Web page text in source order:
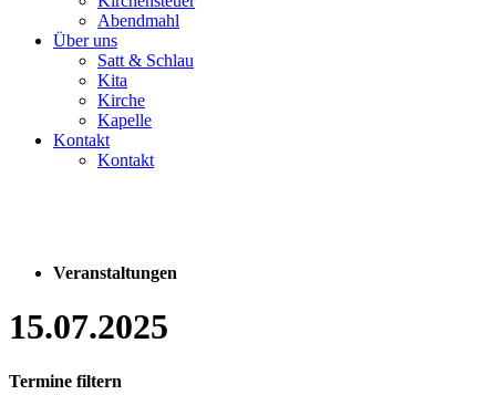
Abendmahl
Über uns
Satt & Schlau
Kita
Kirche
Kapelle
Kontakt
Kontakt
Veranstaltungen
15.07.2025
Termine filtern